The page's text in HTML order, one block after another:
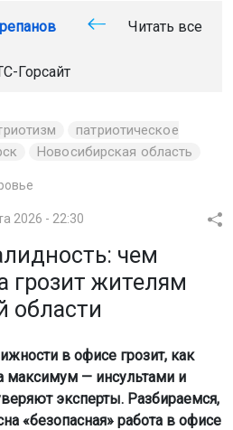
Читать все
Горсайт
патриотическое
Новосибирская область
2026 - 22:30
чем
грозит жителям
области
в офисе грозит, как
максимум — инсультами и
эксперты. Разбираемся,
«безопасная» работа в офисе